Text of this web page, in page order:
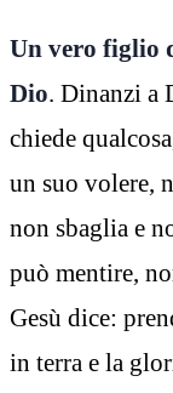
Un vero figlio
Dio. Dinanzi a
chiede
un suo volere,
non sbaglia e
può mentire,
Gesù dice:
in terra e la